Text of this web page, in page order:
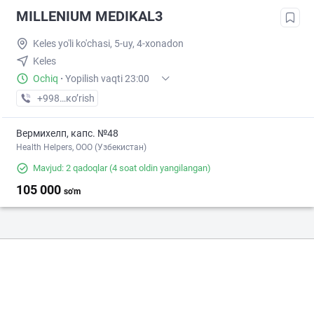
MILLENIUM MEDIKAL3
Keles yo'li ko'chasi, 5-uy, 4-xonadon
Keles
Ochiq · Yopilish vaqti 23:00
+998 (95) XXX-XX-XX
кo’rish
Вермихелп, капс. №48
Health Helpers, OOO (Узбекистан)
Mavjud: 2 qadoqlar(4 soat oldin yangilangan)
105 000 so'm